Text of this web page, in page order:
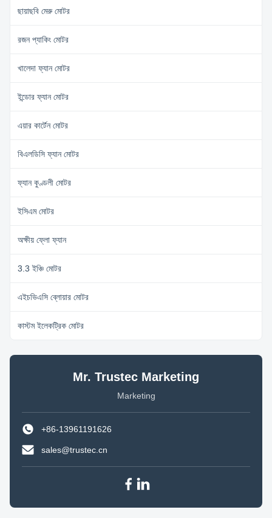
ছায়াছবি মেরু মোটর
রজন প্যাকিং মোটর
খালেদা ফ্যান মোটর
ইন্ডোর ফ্যান মোটর
এয়ার কার্টেন মোটর
বিএলডিসি ফ্যান মোটর
ফ্যান কুণ্ডলী মোটর
ইসিএম মোটর
অক্ষীয় ফ্লো ফ্যান
3.3 ইঞ্চি মোটর
এইচভিএসি ব্লোয়ার মোটর
কাস্টম ইলেকট্রিক মোটর
Mr. Trustec Marketing
Marketing
+86-13961191626
sales@trustec.cn